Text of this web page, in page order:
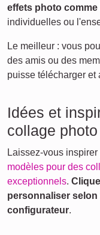
effets photo
individuelles ou
Le meilleur : vous
des amis ou des
puisse télécharger et
Idées et
collage
Laissez-vous inspirer
modèles pour des
exceptionnels.
personnaliser
configurateur.